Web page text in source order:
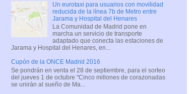
Un eurotaxi para usuarios con movilidad
reducida de la línea 7b de Metro entre
Jarama y Hospital del Henares
La Comunidad de Madrid pone en
marcha un servicio de transporte
adaptado que conecta las estaciones de
Jarama y Hospital del Henares, en...
Cupón de la ONCE Madrid 2016
Se pondrán en venta el 28 de septiembre, para el sorteo
del jueves 1 de octubre "Cinco millones de corazonadas
se unirán al sueño de Ma...